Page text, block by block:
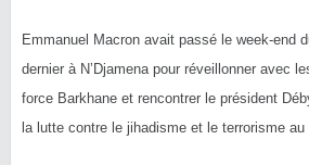
Emmanuel Macron avait passé le week-end
dernier à N’Djamena pour réveillonner avec
force Barkhane et rencontrer le président
la lutte contre le jihadisme et le terrorisme au